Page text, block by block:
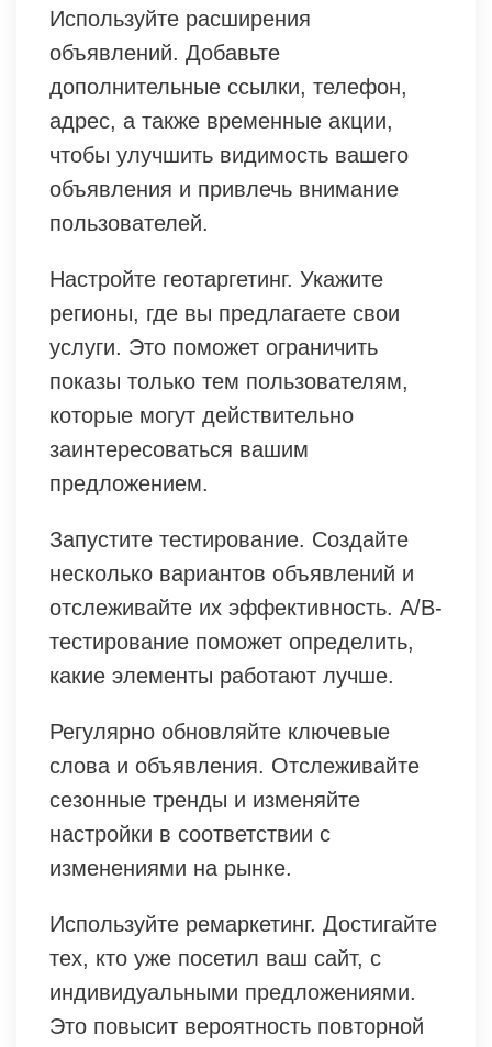
Используйте расширения
объявлений. Добавьте
дополнительные ссылки, телефон,
адрес, а также временные акции,
чтобы улучшить видимость вашего
объявления и привлечь внимание
пользователей.
Настройте геотаргетинг. Укажите
регионы, где вы предлагаете свои
услуги. Это поможет ограничить
показы только тем пользователям,
которые могут действительно
заинтересоваться вашим
предложением.
Запустите тестирование. Создайте
несколько вариантов объявлений и
отслеживайте их эффективность. A/B-
тестирование поможет определить,
какие элементы работают лучше.
Регулярно обновляйте ключевые
слова и объявления. Отслеживайте
сезонные тренды и изменяйте
настройки в соответствии с
изменениями на рынке.
Используйте ремаркетинг. Достигайте
тех, кто уже посетил ваш сайт, с
индивидуальными предложениями.
Это повысит вероятность повторной